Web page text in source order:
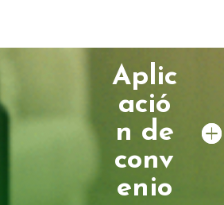
Aplic
ació
n de
conv
enio